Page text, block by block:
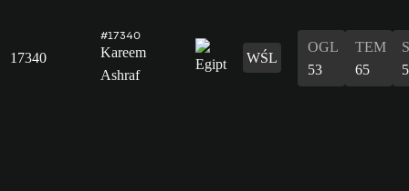
17340
#17340
Kareem
Ashraf
WŚL
OGL
53
TEM
65